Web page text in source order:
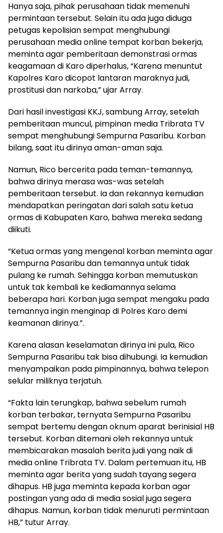
Hanya saja, pihak perusahaan tidak memenuhi
permintaan tersebut. Selain itu ada juga diduga
petugas kepolisian sempat menghubungi
perusahaan media online tempat korban bekerja,
meminta agar pemberitaan demonstrasi ormas
keagamaan di Karo diperhalus, “Karena menuntut
Kapolres Karo dicopot lantaran maraknya judi,
prostitusi dan narkoba,” ujar Array.
Dari hasil investigasi KKJ, sambung Array, setelah
pemberitaan muncul, pimpinan media Tribrata TV
sempat menghubungi Sempurna Pasaribu. Korban
bilang, saat itu dirinya aman-aman saja.
Namun, Rico bercerita pada teman-temannya,
bahwa dirinya merasa was-was setelah
pemberitaan tersebut. Ia dan rekannya kemudian
mendapatkan peringatan dari salah satu ketua
ormas di Kabupaten Karo, bahwa mereka sedang
diikuti.
“Ketua ormas yang mengenal korban meminta agar
Sempurna Pasaribu dan temannya untuk tidak
pulang ke rumah. Sehingga korban memutuskan
untuk tak kembali ke kediamannya selama
beberapa hari. Korban juga sempat mengaku pada
temannya ingin menginap di Polres Karo demi
keamanan dirinya.”.
Karena alasan keselamatan dirinya ini pula, Rico
Sempurna Pasaribu tak bisa dihubungi. Ia kemudian
menyampaikan pada pimpinannya, bahwa telepon
selular miliknya terjatuh.
“Fakta lain terungkap, bahwa sebelum rumah
korban terbakar, ternyata Sempurna Pasaribu
sempat bertemu dengan oknum aparat berinisial HB
tersebut. Korban ditemani oleh rekannya untuk
membicarakan masalah berita judi yang naik di
media online Tribrata TV. Dalam pertemuan itu, HB
meminta agar berita yang sudah tayang segera
dihapus. HB juga meminta kepada korban agar
postingan yang ada di media sosial juga segera
dihapus. Namun, korban tidak menuruti permintaan
HB,” tutur Array.